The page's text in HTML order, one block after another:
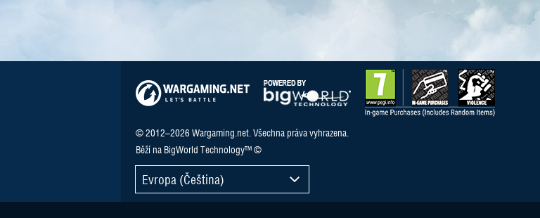
© 2012–2026 Wargaming.net. Všechna práva vyhrazena.
Běží na BigWorld Technology™ ©
Evropa (Čeština)